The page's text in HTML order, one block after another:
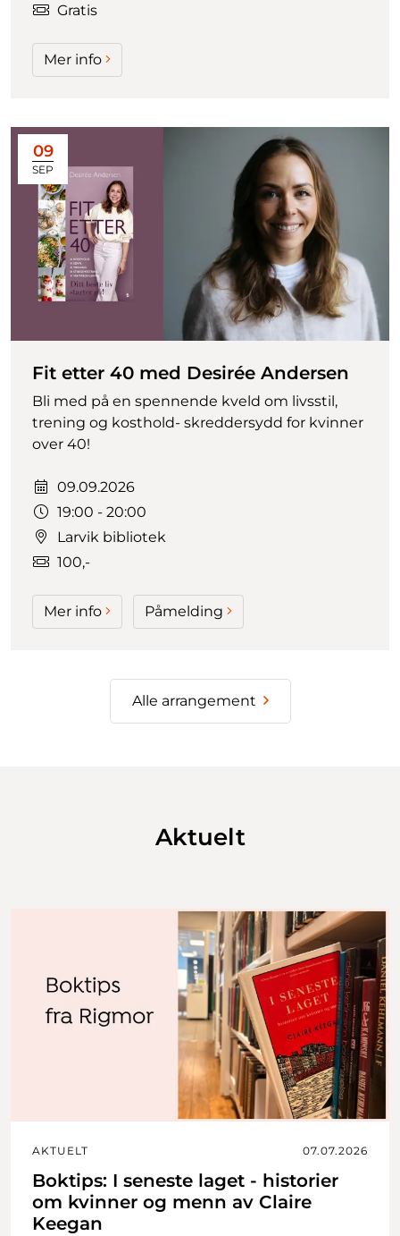
Gratis
Mer info
Fit etter 40 med Desirée Andersen
Bli med på en spennende kveld om livsstil,
trening og kosthold- skreddersydd for kvinner
over 40!
Dato:
09.09.2026
Tidspunkt:
19:00 - 20:00
Larvik bibliotek
100,-
Mer info Påmelding
09
SEP
Alle arrangement
Aktuelt
AKTUELT 07.07.2026
Boktips: I seneste laget - historier
om kvinner og menn av Claire
Keegan